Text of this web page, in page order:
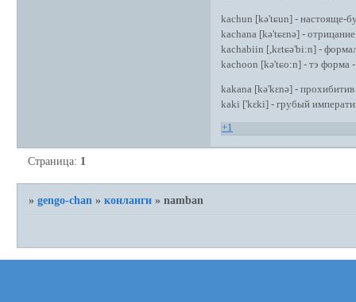
kachun [kə'tɕun] - настояще-
kachana [kə'tɕɛnə] -
kachabiin [,kɛtɕə'bi:n] -
kachoon [kə'tɕo:n] - тэ форма -
kakana [kə'kɛnə] - прохибитив
kaki ['kɛki] - грубый
+1
Страница: 1
»gengo-chan »конланги »namban